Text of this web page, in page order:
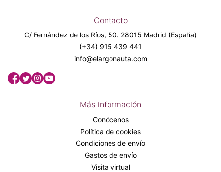
Contacto
C/ Fernández de los Ríos, 50. 28015 Madrid (España)
(+34) 915 439 441
info@elargonauta.com
Más información
Conócenos
Política de cookies
Condiciones de envío
Gastos de envío
Visita virtual